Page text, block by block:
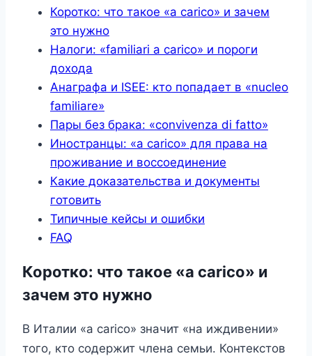
Коротко: что такое «a carico» и зачем
это нужно
Налоги: «familiari a carico» и пороги
дохода
Анаграфа и ISEE: кто попадает в «nucleo
familiare»
Пары без брака: «convivenza di fatto»
Иностранцы: «a carico» для права на
проживание и воссоединение
Какие доказательства и документы
готовить
Типичные кейсы и ошибки
FAQ
Коротко: что такое «a carico» и
зачем это нужно
В Италии «a carico» значит «на иждивении»
того, кто содержит члена семьи. Контекстов